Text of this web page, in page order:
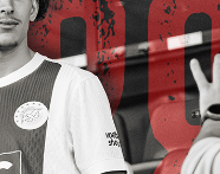
2028